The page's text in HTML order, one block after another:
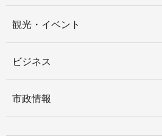
観光・イベント
ビジネス
市政情報